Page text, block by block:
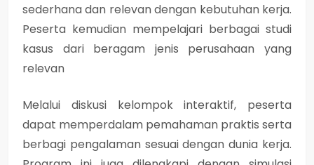
sederhana dan relevan dengan kebutuhan kerja.
Peserta kemudian mempelajari berbagai studi
kasus dari beragam jenis perusahaan yang
relevan
Melalui diskusi kelompok interaktif, peserta
dapat memperdalam pemahaman praktis serta
berbagi pengalaman sesuai dengan dunia kerja.